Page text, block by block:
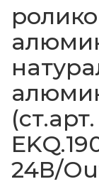
(ст.арт.
24В/